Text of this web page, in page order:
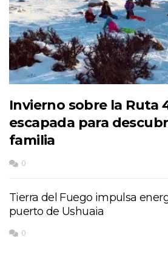
Invierno sobre la Ruta
escapada para
familia
0
Tierra del Fuego impulsa
puerto de Ushuaia
0